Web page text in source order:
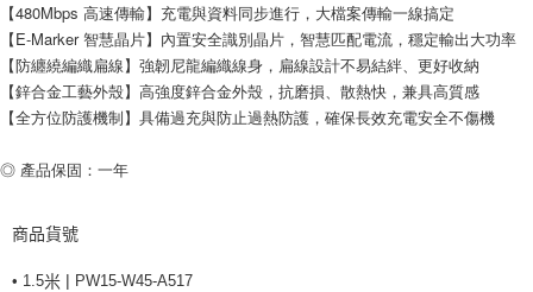
【480Mbps 高速傳輸】充電與資料同步進行，大檔案傳輸一線搞定
【E-Marker 智慧晶片】內置安全識別晶片，智慧匹配電流，穩定輸出大功率
【防纏繞編織扁線】強韌尼龍編織線身，扁線設計不易結絆、更好收納
【鋅合金工藝外殼】高強度鋅合金外殼，抗磨損、散熱快，兼具高質感
【全方位防護機制】具備過充與防止過熱防護，確保長效充電安全不傷機
◎ 產品保固：一年
商品貨號
• 1.5米 | PW15-W45-A517